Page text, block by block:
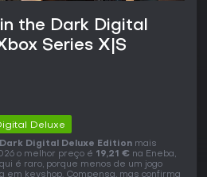
the Dark Digital
Series X|S
Deluxe
Digital Deluxe Edition mais
o melhor preço é 19,21 € na Eneba,
é raro, porque menos de um jogo